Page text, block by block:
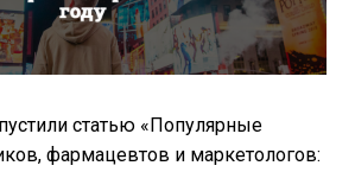
статью «Популярные
фармацевтов и маркетологов: